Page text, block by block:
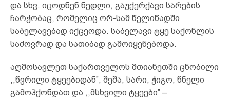
და სხვ. იცოდნენ ნედლი, გაუქერქავი სარების
ჩარჭობაც, რომელიც ორ-სამ წელიწადში
საბელავებად იქცეოდა. საბელავი ტყე საქონლის
საძოვრად და სათიბად გამოიყენებოდა.
აღმოსავლეთ საქართველოს მთიანეთში ცნობილი
,,წვრილი ტყეებიდან”, შეშა, სარი, ჭიგო, წნელი
გამოჰქონდათ და ,,მსხვილი ტყეები” –